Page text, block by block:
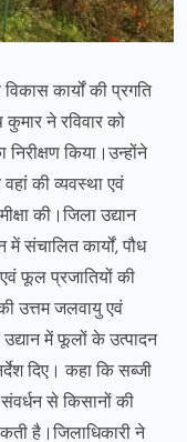
कार्यों की प्रगति
कुमार ने रविवार को
किया।उन्होंने
की व्यवस्था एवं
की।जिला उद्यान
में संचालित कार्यों, पौध
फूल प्रजातियों की
उत्तम जलवायु एवं
में फूलों के उत्पादन
दिए। कहा कि सब्जी
से किसानों की
है।जिलाधिकारी ने